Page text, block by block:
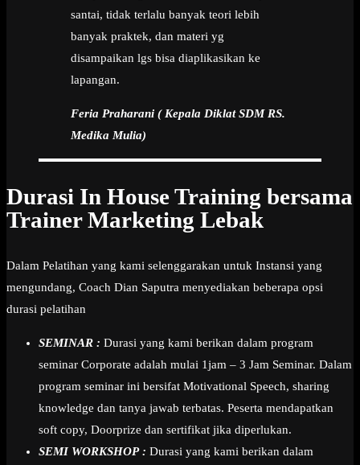
santai, tidak terlalu banyak teori lebih
banyak praktek, dan materi yg
disampaikan lgs bisa diaplikasikan ke
lapangan.
Feria Praharani ( Kepala Diklat SDM RS.
Medika Mulia)
Durasi In House Training bersama
Trainer Marketing Lebak
Dalam Pelatihan yang kami selenggarakan untuk Instansi yang
mengundang, Coach Dian Saputra menyediakan beberapa opsi
durasi pelatihan
SEMINAR : Durasi yang kami berikan dalam program
seminar Corporate adalah mulai 1jam – 3 Jam Seminar. Dalam
program seminar ini bersifat Motivational Speech, sharing
knowledge dan tanya jawab terbatas. Peserta mendapatkan
soft copy, Doorprize dan sertifikat jika diperlukan.
SEMI WORKSHOP : Durasi yang kami berikan dalam